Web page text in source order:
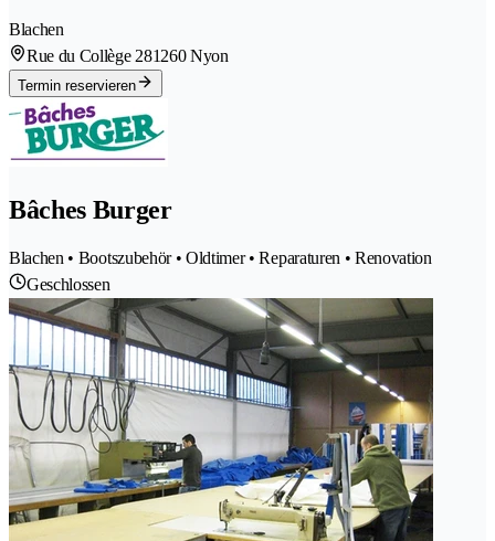
Blachen
Rue du Collège 281260 Nyon
Termin reservieren
Bâches Burger
Blachen • Bootszubehör • Oldtimer • Reparaturen • Renovation
Geschlossen